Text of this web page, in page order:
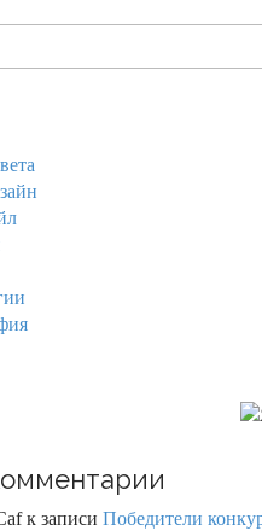
к записи Победители